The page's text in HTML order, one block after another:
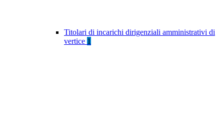
Titolari di incarichi dirigenziali amministrativi di
vertice 1